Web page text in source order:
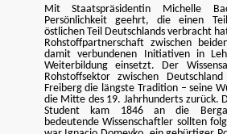
Mit Staatspräsidentin Michelle
Persönlichkeit geehrt, die einen
östlichen Teil Deutschlands verbracht
Rohstoffpartnerschaft zwischen
damit verbundenen Initiativen in
Weiterbildung einsetzt. Der
Rohstoffsektor zwischen
Freiberg die längste Tradition – seine
die Mitte des 19. Jahrhunderts zurück.
Student kam 1846 an die
bedeutende Wissenschaftler sollten